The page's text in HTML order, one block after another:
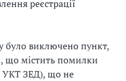
реєстрації
було виключено пункт,
що містить помилки
УКТ ЗЕД), що не